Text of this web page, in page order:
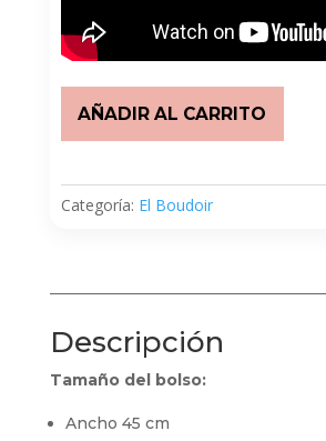
Boudoir
072AÑADIR AL CARRITO
Categoría: El Boudoir
Descripción
Tamaño del bolso:
Ancho 45 cm